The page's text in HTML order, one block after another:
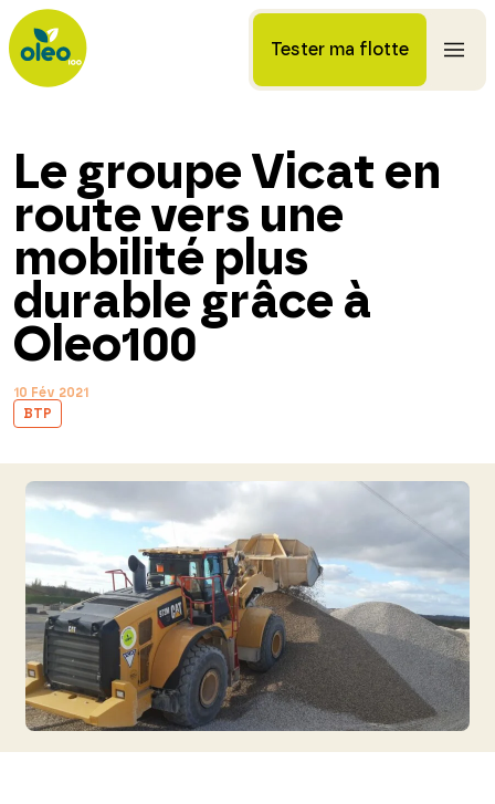
Tester ma flotte
Le groupe Vicat en
route vers une
mobilité plus
durable grâce à
Oleo100
10 Fév 2021
BTP